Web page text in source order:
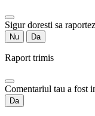
Sigur doresti sa
Nu Da
Raport trimis
Comentariul tau a fost
Da